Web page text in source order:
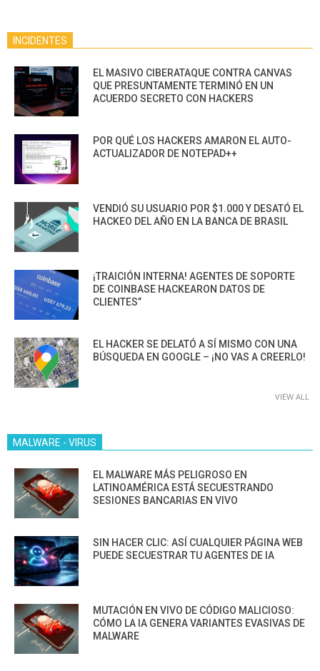
INCIDENTES
EL MASIVO CIBERATAQUE CONTRA CANVAS
QUE PRESUNTAMENTE TERMINÓ EN UN
ACUERDO SECRETO CON HACKERS
POR QUÉ LOS HACKERS AMARON EL AUTO-
ACTUALIZADOR DE NOTEPAD++
VENDIÓ SU USUARIO POR $1.000 Y DESATÓ EL
HACKEO DEL AÑO EN LA BANCA DE BRASIL
¡TRAICIÓN INTERNA! AGENTES DE SOPORTE
DE COINBASE HACKEARON DATOS DE
CLIENTES”
EL HACKER SE DELATÓ A SÍ MISMO CON UNA
BÚSQUEDA EN GOOGLE – ¡NO VAS A CREERLO!
VIEW ALL
MALWARE - VIRUS
EL MALWARE MÁS PELIGROSO EN
LATINOAMÉRICA ESTÁ SECUESTRANDO
SESIONES BANCARIAS EN VIVO
SIN HACER CLIC: ASÍ CUALQUIER PÁGINA WEB
PUEDE SECUESTRAR TU AGENTES DE IA
MUTACIÓN EN VIVO DE CÓDIGO MALICIOSO:
CÓMO LA IA GENERA VARIANTES EVASIVAS DE
MALWARE